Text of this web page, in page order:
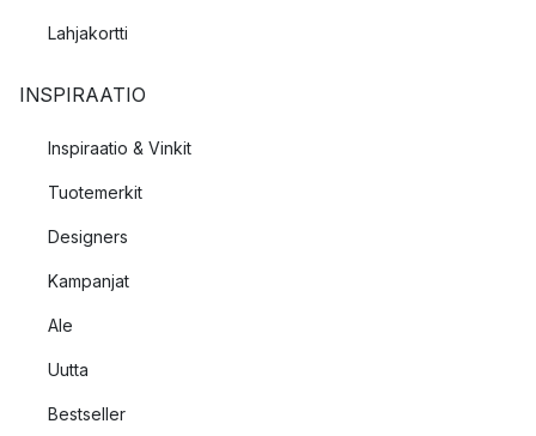
Lahjakortti
INSPIRAATIO
Inspiraatio & Vinkit
Tuotemerkit
Designers
Kampanjat
Ale
Uutta
Bestseller